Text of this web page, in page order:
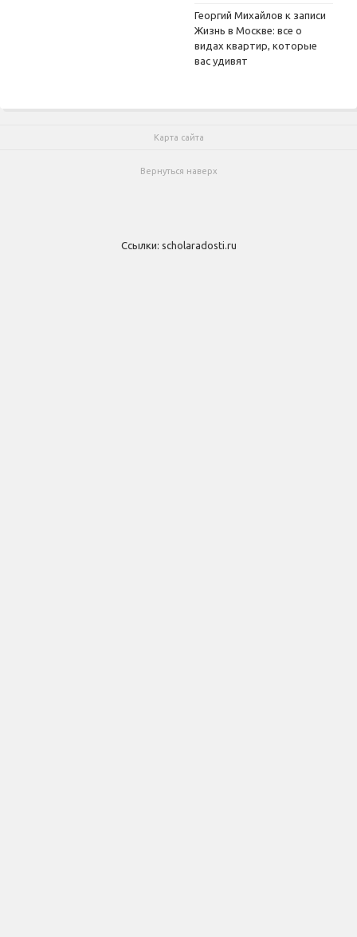
Георгий Михайлов к записи
Жизнь в Москве: все о
видах квартир, которые
вас удивят
Карта сайта
Вернуться наверх
Ссылки: scholaradosti.ru